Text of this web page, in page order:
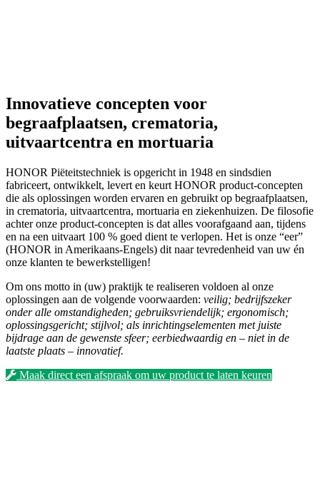
Innovatieve concepten voor
begraafplaatsen, crematoria,
uitvaartcentra en mortuaria
HONOR Piëteitstechniek is opgericht in 1948 en sindsdien
fabriceert, ontwikkelt, levert en keurt HONOR product-concepten
die als oplossingen worden ervaren en gebruikt op begraafplaatsen,
in crematoria, uitvaartcentra, mortuaria en ziekenhuizen. De filosofie
achter onze product-concepten is dat alles voorafgaand aan, tijdens
en na een uitvaart 100 % goed dient te verlopen. Het is onze “eer”
(HONOR in Amerikaans-Engels) dit naar tevredenheid van uw én
onze klanten te bewerkstelligen!
Om ons motto in (uw) praktijk te realiseren voldoen al onze
oplossingen aan de volgende voorwaarden: veilig; bedrijfszeker
onder alle omstandigheden; gebruiksvriendelijk; ergonomisch;
oplossingsgericht; stijlvol; als inrichtingselementen met juiste
bijdrage aan de gewenste sfeer; eerbiedwaardig en – niet in de
laatste plaats – innovatief.
Maak direct een afspraak om uw product te laten keuren